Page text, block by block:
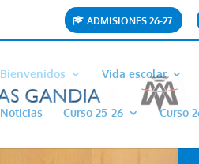
ADMISIONES 26-27
Bienvenidos Vida escolar
Noticias Curso 25-26 Curso